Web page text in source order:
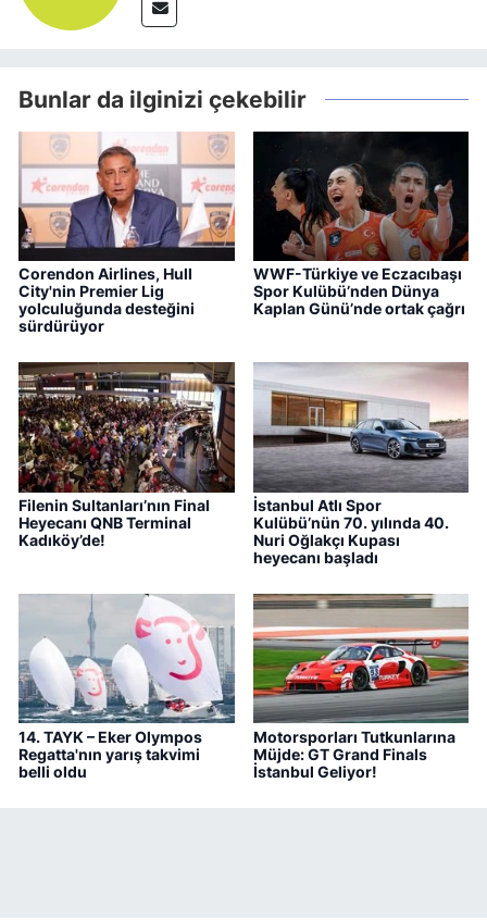
Bunlar da ilginizi çekebilir
Corendon Airlines, Hull
City'nin Premier Lig
yolculuğunda desteğini
sürdürüyor
WWF-Türkiye ve Eczacıbaşı
Spor Kulübü’nden Dünya
Kaplan Günü’nde ortak çağrı
Filenin Sultanları’nın Final
Heyecanı QNB Terminal
Kadıköy’de!
İstanbul Atlı Spor
Kulübü’nün 70. yılında 40.
Nuri Oğlakçı Kupası
heyecanı başladı
14. TAYK – Eker Olympos
Regatta'nın yarış takvimi
belli oldu
Motorsporları Tutkunlarına
Müjde: GT Grand Finals
İstanbul Geliyor!